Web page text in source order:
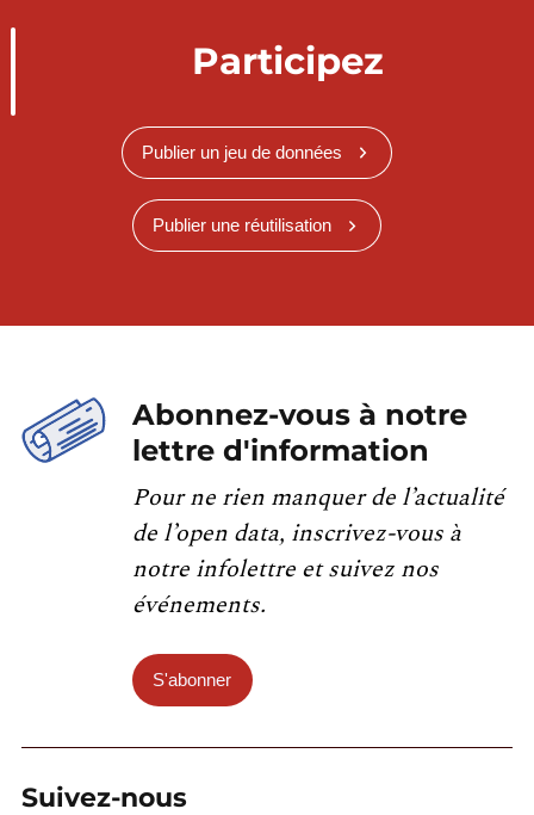
Participez
Publier un jeu de données
Publier une réutilisation
Abonnez-vous à notre
lettre d'information
Pour ne rien manquer de l’actualité
de l’open data, inscrivez-vous à
notre infolettre et suivez nos
événements.
S'abonner
Suivez-nous